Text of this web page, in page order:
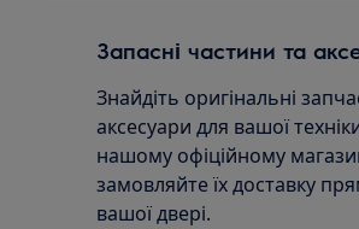
Запасні частини та
Знайдіть оригінальні
аксесуари для вашої
нашому офіційному
замовляйте їх доставку
вашої двері.